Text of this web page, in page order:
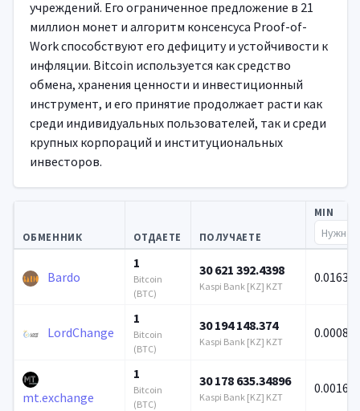
учреждений. Его ограниченное предложение в 21
миллион монет и алгоритм консенсуса Proof-of-
Work способствуют его дефициту и устойчивости к
инфляции. Bitcoin используется как средство
обмена, хранения ценности и инвестиционный
инструмент, и его принятие продолжает расти как
среди индивидуальных пользователей, так и среди
крупных корпораций и институциональных
инвесторов.
ОБМЕННИК ОТДАЕТЕ ПОЛУЧАЕТЕ
MIN
Bardo
1
Bitcoin
(BTC)
30 621 392.4398
Kaspi Bank [KZ] KZT
LordChange
1
Bitcoin
(BTC)
30 194 148.374
Kaspi Bank [KZ] KZT
mt.exchange
1
Bitcoin
(BTC)
30 178 635.34896
Kaspi Bank [KZ] KZT